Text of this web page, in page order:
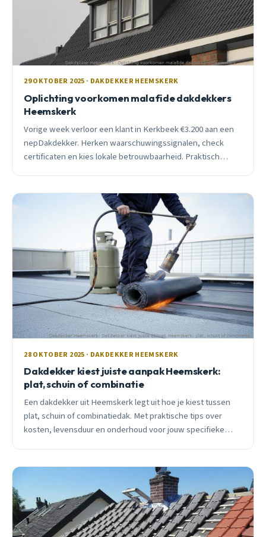
29 OKTOBER 2025 · DAKDEKKER HEEMSKERK
Oplichting voorkomen malafide dakdekkers
Heemskerk
Vorige week verloor een klant in Kerkbeek €3.200 aan een
nepDakdekker. Herken waarschuwingssignalen, check
certificaten en kies lokale betrouwbaarheid. Praktisch
28 OKTOBER 2025 · DAKDEKKER HEEMSKERK
Dakdekker kiest juiste aanpak Heemskerk:
plat, schuin of combinatie
Een dakdekker uit Heemskerk legt uit hoe je kiest tussen
plat, schuin of combinatiedak. Met praktische tips over
kosten, levensduur en onderhoud voor jouw specifieke